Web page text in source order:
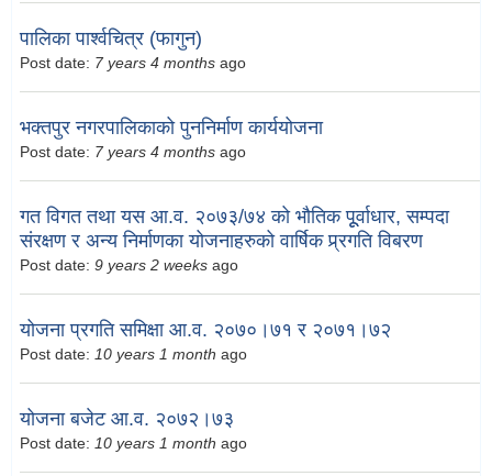
पालिका पार्श्वचित्र (फागुन)
Post date: 7 years 4 months ago
भक्तपुर नगरपालिकाको पुननिर्माण कार्ययोजना
Post date: 7 years 4 months ago
गत विगत तथा यस आ.व. २०७३/७४ को भौतिक पूूर्वाधार, सम्पदा
संरक्षण र अन्य निर्माणका योजनाहरुको वार्षिक प्र्रगति विबरण
Post date: 9 years 2 weeks ago
योजना प्रगति समिक्षा आ.व. २०७०।७१ र २०७१।७२
Post date: 10 years 1 month ago
योजना बजेट आ.व. २०७२।७३
Post date: 10 years 1 month ago